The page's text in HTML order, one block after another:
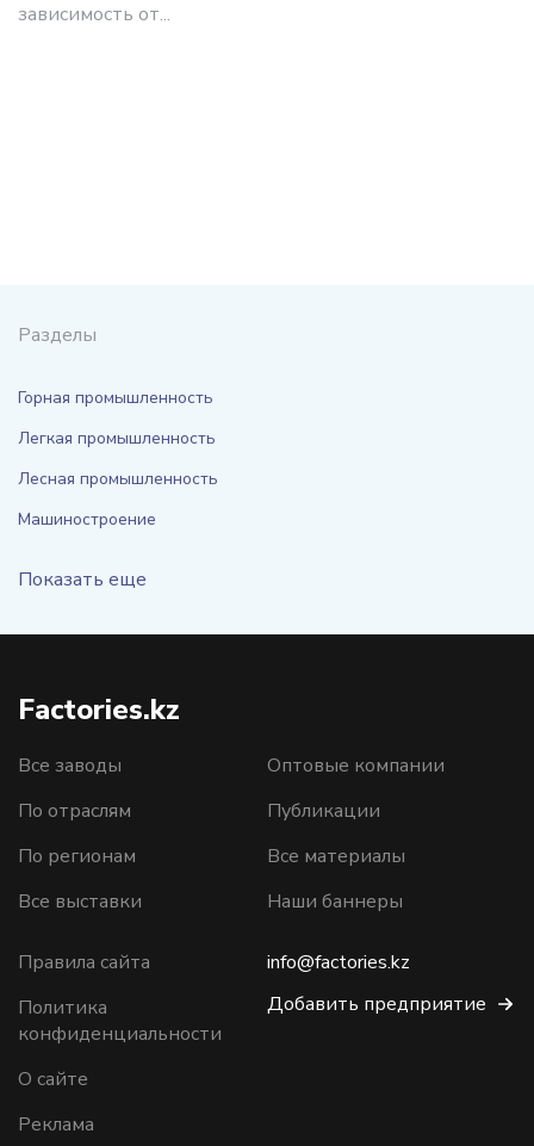
зависимость от...
Разделы
Горная промышленность
Легкая промышленность
Лесная промышленность
Машиностроение
Показать еще
Factories.kz
Все заводы
По отраслям
По регионам
Все выставки
Оптовые компании
Публикации
Все материалы
Наши баннеры
Правила сайта
Политика
конфиденциальности
О сайте
Реклама
info@factories.kz
Добавить предприятие